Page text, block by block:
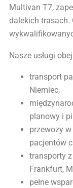
Multivan T7,
dalekich trasach.
Nasze usługi
transport
Niemiec,
planowy i
przewozy
pacjentów
transporty
Frankfurt,
pełne